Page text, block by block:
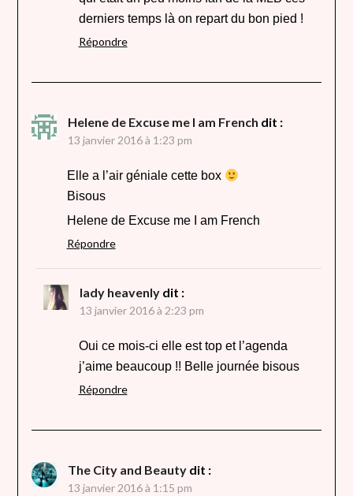
derniers temps là on repart du bon pied !
Répondre
Helene de Excuse me I am French dit :
13 janvier 2016 à 1:23 pm
Elle a l’air géniale cette box
Bisous
Helene de Excuse me I am French
Répondre
lady heavenly dit :
13 janvier 2016 à 2:23 pm
Oui ce mois-ci elle est top et l’agenda
j’aime beaucoup !! Belle journée bisous
Répondre
The City and Beauty dit :
13 janvier 2016 à 1:15 pm